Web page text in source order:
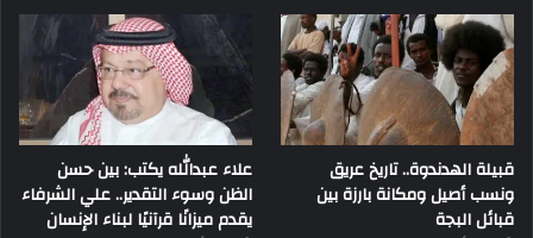
قبيلة الهدندوة.. تاريخ عريق
ونسب أصيل ومكانة بارزة بين
قبائل البجة
علاء عبدالله يكتب: بين حسن
الظن وسوء التقدير.. علي الشرفاء
يقدم ميزانًا قرآنيًا لبناء الإنسان